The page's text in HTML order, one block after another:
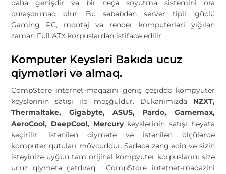
daha genişdir və bir neçə soyutma sistemini ora
quraşdırmaq olur. Bu səbəbdən server tipli, güclü
Gaming PC, montaj və render komputerləri yığılan
zaman Full ATX korpuslardan istifadə edilir.
Komputer Keysləri Bakıda ucuz
qiymətləri və almaq.
CompStore internet-maqazini geniş çeşiddə kompyuter
keyslərinin satışı ilə məşğuldur. Dükanımızda NZXT,
Thermaltake, Gigabyte, ASUS, Pardo, Gamemax,
AeroCool, DeepCool, Mercurykeyslərinin satışı həyata
keçirilir. istənilən qiymətə və istənilən ölçülərdə
komputer qutuları mövcuddur. Sadəcə zəng edin və sizin
istəyinizə uyğun tam orijinal kompyuter korpuslarını sizə
ucuz qiymətə çatdıraq. CompStore intetnet-maqazini